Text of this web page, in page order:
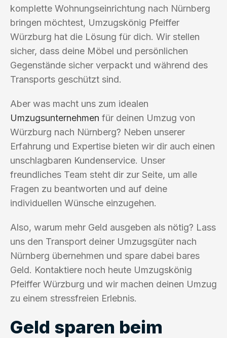
komplette Wohnungseinrichtung nach Nürnberg
bringen möchtest, Umzugskönig Pfeiffer
Würzburg hat die Lösung für dich. Wir stellen
sicher, dass deine Möbel und persönlichen
Gegenstände sicher verpackt und während des
Transports geschützt sind.
Aber was macht uns zum idealen
Umzugsunternehmen für deinen Umzug von
Würzburg nach Nürnberg? Neben unserer
Erfahrung und Expertise bieten wir dir auch einen
unschlagbaren Kundenservice. Unser
freundliches Team steht dir zur Seite, um alle
Fragen zu beantworten und auf deine
individuellen Wünsche einzugehen.
Also, warum mehr Geld ausgeben als nötig? Lass
uns den Transport deiner Umzugsgüter nach
Nürnberg übernehmen und spare dabei bares
Geld. Kontaktiere noch heute Umzugskönig
Pfeiffer Würzburg und wir machen deinen Umzug
zu einem stressfreien Erlebnis.
Geld sparen beim